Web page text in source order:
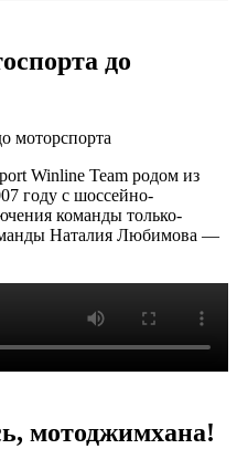
до
Winline Team родом из
году с шоссейно-
команды только-
Наталия Любимова —
мотоджимхана!